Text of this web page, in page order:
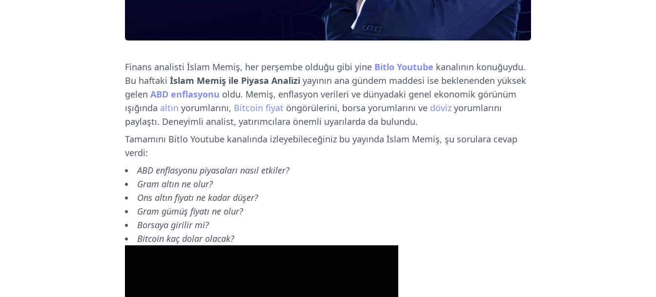
Finans analisti İslam Memiş, her perşembe olduğu gibi yine Bitlo Youtube kanalının konuğuydu.
Bu haftaki İslam Memiş ile Piyasa Analizi yayının ana gündem maddesi ise beklenenden yüksek
gelen ABD enflasyonu oldu. Memiş, enflasyon verileri ve dünyadaki genel ekonomik görünüm
ışığında altın yorumlarını, Bitcoin fiyat öngörülerini, borsa yorumlarını ve döviz yorumlarını
paylaştı. Deneyimli analist, yatırımcılara önemli uyarılarda da bulundu.
Tamamını Bitlo Youtube kanalında izleyebileceğiniz bu yayında İslam Memiş, şu sorulara cevap
verdi:
ABD enflasyonu piyasaları nasıl etkiler?
Gram altın ne olur?
Ons altın fiyatı ne kadar düşer?
Gram gümüş fiyatı ne olur?
Borsaya girilir mi?
Bitcoin kaç dolar olacak?